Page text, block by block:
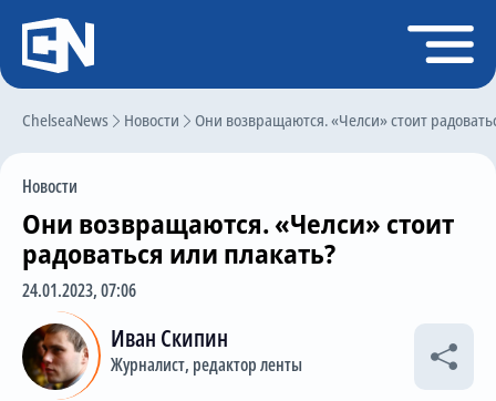
ChelseaNews Новости Они возвращаются. «Челси» стоит
Новости
Они возвращаются. «Челси» стоит
радоваться или плакать?
24.01.2023, 07:06
Иван Скипин
Журналист, редактор ленты
Регистрация
Главная
Трансферы
Слухи
История Челси
Статистика